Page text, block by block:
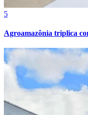
Fortaleza
5
Agroamazônia triplica